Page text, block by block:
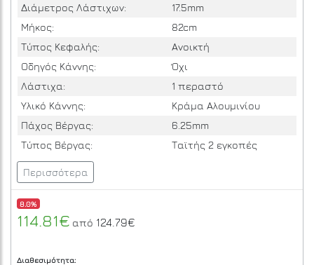
Διάμετρος Λάστιχων:
17.5mm
Μήκος:
82cm
Τύπος Κεφαλής:
Ανοικτή
Οδηγός Κάννης:
Όχι
Λάστιχα:
1 περαστό
Υλικό Κάννης:
Κράμα Αλουμινίου
Πάχος Βέργας:
6.25mm
Τύπος Βέργας:
Ταϊτής 2 εγκοπές
Περισσότερα
8.0%
114.81€ από 124.79€
Διαθεσιμότητα: